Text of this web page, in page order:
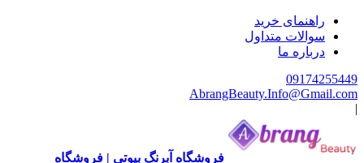
خرید
متداول
ما
فروشگاه آبرنگ بیوتی | فروشگاه